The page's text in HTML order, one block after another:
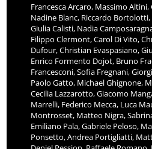
Francesca Arcaro, Massimo
Nadine Blanc, Riccardo
Giulia Calisti, Nadia
Filippo Clermont, Carol Di Vito,
Dufour, Christian Evaspasiano,
Enrico Formento Dojot, Bruno
Francesconi, Sofia Fregnani,
Paolo Gatto, Michael Ghignone,
Cecilia Lazzarotto, Giacomo
Marrelli, Federico Mecca, Luca
Montrosset, Matteo Nigra,
Emiliano Pala, Gabriele Peloso,
Ponsetto, Andrea Portigliatti,